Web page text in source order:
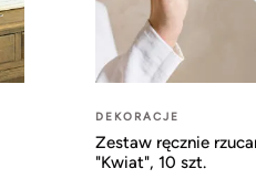
DEKORACJE
Zestaw ręcznie
"Kwiat", 10 szt.